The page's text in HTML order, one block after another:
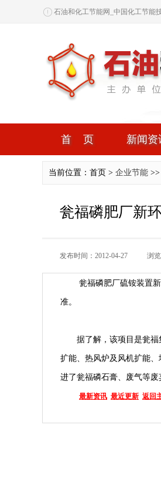
石油和化工节能网_中国化工节能
首页 新闻资
当前位置：首页 > 企业节能 >>
瓮福磷肥厂新
发布时间：2012-04-27 浏
瓮福磷肥厂硫铵装置
准。
据了解，该项目是瓮福集
扩能、热风炉及风机扩能
进了瓮福磷石膏、废气等废
最新资讯 最近更新 返回